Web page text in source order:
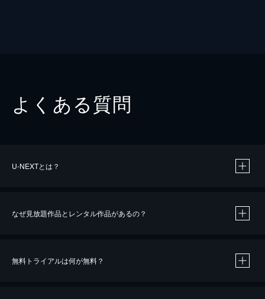
よくある質問
U-NEXTとは？
なぜ見放題作品とレンタル作品があるの？
無料トライアルは何が無料？